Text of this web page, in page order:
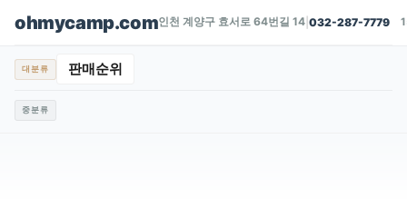
ohmycamp.com인천 계양구 효서로 64번길 14 |032-287-7779
대분류 판매순위
중분류